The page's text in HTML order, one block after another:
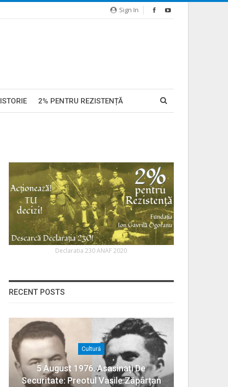
Sign In
ISTORIE 2% PENTRU REZISTENȚĂ
Declaratia 230 ANAF 2020
RECENT POSTS
Cultură
5 August 1976. Asasinați De
Securitate: Preotul Vasile Zăpârțan